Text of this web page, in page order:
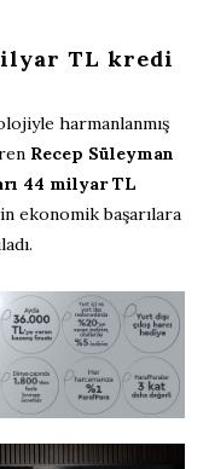
TL kredi
harmanlanmış
Recep Süleyman
44 milyar TL
ekonomik başarılara